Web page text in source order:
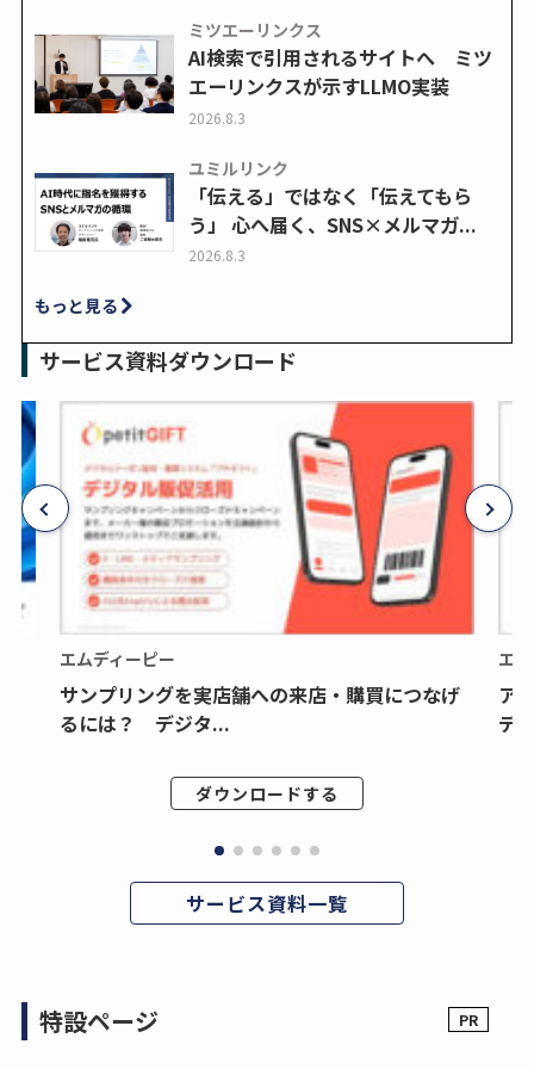
ミツエーリンクス
AI検索で引用されるサイトへ ミツ
エーリンクスが示すLLMO実装
2026.8.3
ユミルリンク
「伝える」ではなく「伝えてもら
う」 心へ届く、SNS×メルマガ...
2026.8.3
もっと見る
サービス資料ダウンロード
エムディーピー
サンプリングを実店舗への来店・購買につなげ
るには？ デジタ...
ダウンロードする
エ
ア
デ
サービス資料一覧
特設ページ